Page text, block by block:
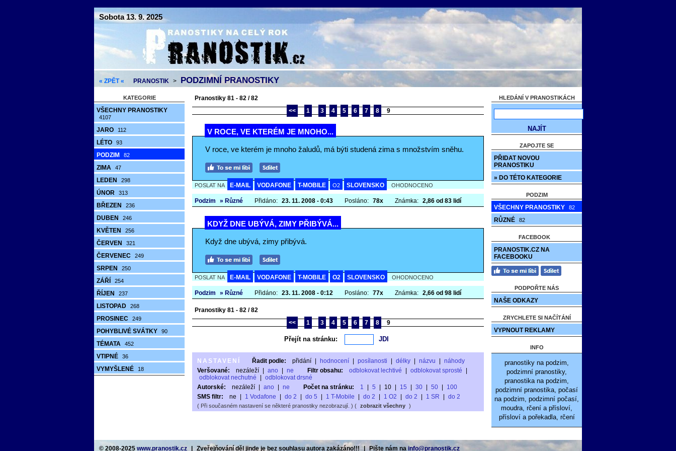
Sobota 13. 9. 2025
« ZPĚT « PRANOSTIK > PODZIMNÍ PRANOSTIKY
KATEGORIE
VŠECHNY PRANOSTIKY
4107
JARO 112
LÉTO 93
PODZIM 82
ZIMA 47
LEDEN 298
ÚNOR 313
BŘEZEN 236
DUBEN 246
KVĚTEN 256
ČERVEN 321
ČERVENEC 249
SRPEN 250
ZÁŘÍ 254
ŘÍJEN 237
LISTOPAD 268
PROSINEC 249
POHYBLIVÉ SVÁTKY 90
TÉMATA 452
VTIPNÉ 36
VYMYŠLENÉ 18
Pranostiky 81 - 82 / 82
<<
1 3 4 5 6 7 8 9
V ROCE, VE KTERÉM JE MNOHO...
V roce, ve kterém je mnoho žaludů, má býti studená zima s množstvím sněhu.
POSLAT NA E-MAIL VODAFONE T-MOBILE O2 SLOVENSKO OHODNOCENO
Podzim » Různé Přidáno: 23. 11. 2008 - 0:43 Posláno: 78x Známka: 2,86 od 83 lidí
KDYŽ DNE UBÝVÁ, ZIMY PŘIBÝVÁ...
Když dne ubývá, zimy přibývá.
POSLAT NA E-MAIL VODAFONE T-MOBILE O2 SLOVENSKO OHODNOCENO
Podzim » Různé Přidáno: 23. 11. 2008 - 0:12 Posláno: 77x Známka: 2,66 od 98 lidí
Pranostiky 81 - 82 / 82
<<
1 3 4 5 6 7 8 9
Přejít na stránku:
NASTAVENÍ Řadit podle: přidání hodnocení posílanosti délky názvu
náhody
Veršované:
nezáleží ano ne Filtr obsahu: odblokovat lechtivé odblokovat sprosté
odblokovat nechutné
odblokovat drsné
Autorské:
nezáleží ano ne Počet na stránku: 1 5 10 15 30 50
100
SMS filtr:
ne 1 Vodafone do 2 do 5 1 T-Mobile do 2 1 O2 do 2 1 SR do 2
( Při současném nastavení se některé pranostiky nezobrazují. ) ( zobrazit všechny )
HLEDÁNÍ V PRANOSTIKÁCH
ZAPOJTE SE
PŘIDAT NOVOU
PRANOSTIKU
» DO TÉTO KATEGORIE
PODZIM
VŠECHNY PRANOSTIKY 82
RŮZNÉ 82
FACEBOOK
PRANOSTIK.CZ NA
FACEBOOKU
PODPOŘTE NÁS
NAŠE ODKAZY
ZRYCHLETE SI NAČÍTÁNÍ
VYPNOUT REKLAMY
INFO
pranostiky na podzim,
podzimní pranostiky,
pranostika na podzim,
podzimní pranostika, počasí
na podzim, podzimní počasí,
moudra, rčení a přísloví,
přísloví a pořekadla, rčení
© 2008-2025 www.pranostik.cz Zveřejňování děl jinde je bez souhlasu autora zakázáno!!! | Pište nám na info@pranostik.cz